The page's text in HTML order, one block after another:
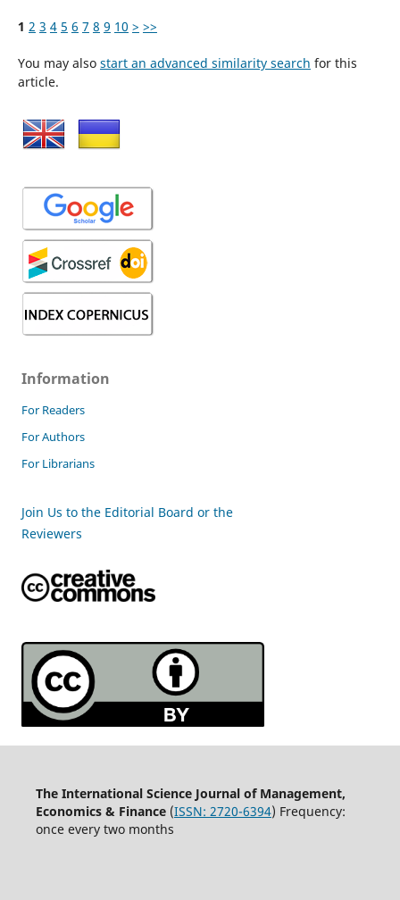
1 2 3 4 5 6 7 8 9 10 > >>
You may also start an advanced similarity search for this
article.
Information
For Readers
For Authors
For Librarians
Join Us to the Editorial Board or the
Reviewers
The International Science Journal of Management,
Economics & Finance(ISSN: 2720-6394) Frequency:
once every two months